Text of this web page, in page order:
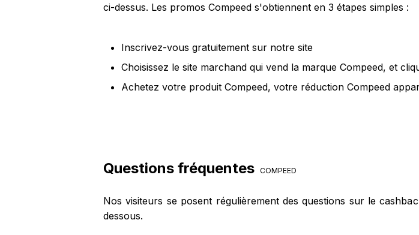
ci-dessus. Les promos Compeed s'obtiennent en 3 étapes simples :
Inscrivez-vous gratuitement sur notre site
Choisissez le site marchand qui vend la marque Compeed, et
Achetez votre produit Compeed, votre réduction Compeed
Questions fréquentes COMPEED
Nos visiteurs se posent régulièrement des questions sur le
dessous.